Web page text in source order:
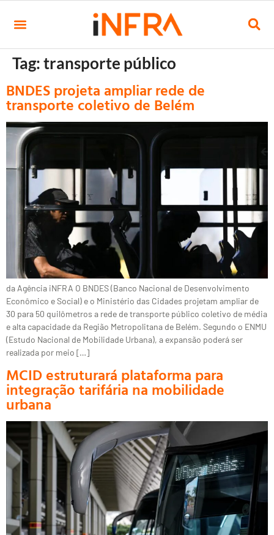
Tag:transporte público
BNDES projeta ampliar rede de
transporte coletivo de Belém
da Agência iNFRA O BNDES (Banco Nacional de Desenvolvimento
Econômico e Social) e o Ministério das Cidades projetam ampliar de
30 para 50 quilômetros a rede de transporte público coletivo de média
e alta capacidade da Região Metropolitana de Belém. Segundo o ENMU
(Estudo Nacional de Mobilidade Urbana), a expansão poderá ser
realizada por meio […]
MCID estruturará plataforma para
integração tarifária na mobilidade
urbana